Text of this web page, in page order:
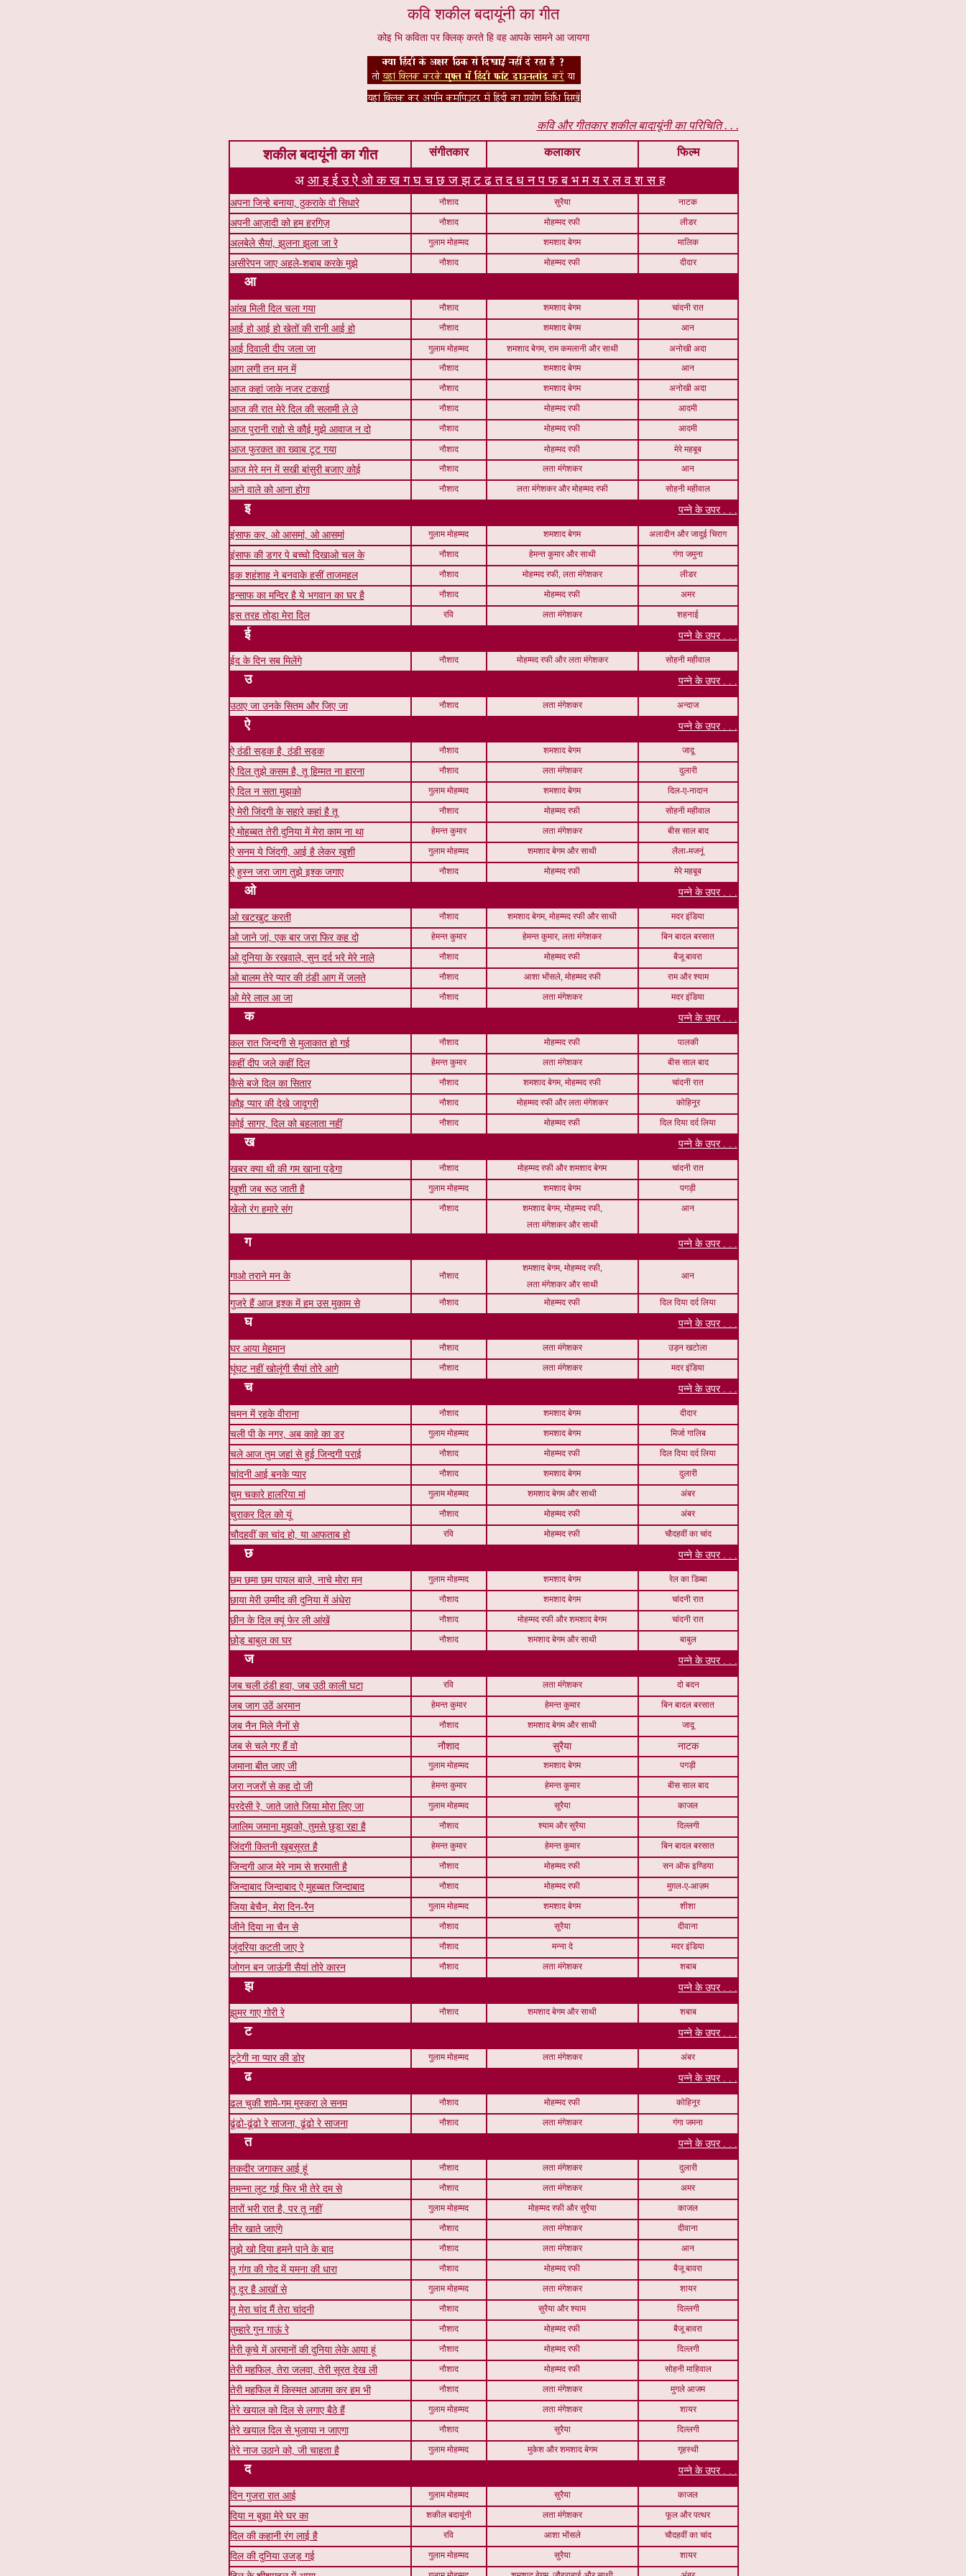
कवि शकील बदायूंनी का गीत
कोइ भि कविता पर क्लिक् करते हि वह आपके सामने आ जायगा
कवि और गीतकार शकील बादायूंनी का परिचिति . . .
शकील बदायूंनी का गीत संगीतकार कलाकार फिल्म
अ आइईउऐओकखगघचछजझटढतदधनपफबभमयरलवशसह
अपना जिन्हे बनाया, ठुकराके वो सिधारे नौशाद सुरैया नाटक
अपनी आज़ादी को हम हरगिज़ नौशाद मोहम्मद रफी लीडर
अलबेले सैयां, झुलना झुला जा रे गुलाम मोहम्मद शमशाद बेगम मालिक
असीरेपन जाए अहले-शबाब करके मुझे नौशाद मोहम्मद रफी दीदार
आ
आंख मिली दिल चला गया नौशाद शमशाद बेगम चांदनी रात
आई हो आई हो खेतों की रानी आई हो नौशाद शमशाद बेगम आन
आई दिवाली दीप जला जा गुलाम मोहम्मद शमशाद बेगम, राम कमलानी और साथी अनोखी अदा
आग लगी तन मन में नौशाद शमशाद बेगम आन
आज कहां जाके नजर टकराई नौशाद शमशाद बेगम अनोखी अदा
आज की रात मेरे दिल की सलामी ले ले नौशाद मोहम्मद रफी आदमी
आज पुरानी राहो से कौई मुझे आवाज न दो नौशाद मोहम्मद रफी आदमी
आज फुरकत का ख्वाब टूट गया नौशाद मोहम्मद रफी मेरे महबूब
आज मेरे मन में सखी बांसुरी बजाए कोई नौशाद लता मंगेशकर आन
आने वाले को आना होगा नौशाद लता मंगेशकर और मोहम्मद रफी सोहनी महीवाल
इ पन्ने के उपर . . .
इंसाफ कर, ओ आसमां, ओ आसमां गुलाम मोहम्मद शमशाद बेगम अलादीन और जादुई चिराग
इंसाफ की डगर पे बच्चो दिखाओ चल के नौशाद हेमन्त कुमार और साथी गंगा जमुना
इक शहंशाह ने बनवाके हसीं ताजमहल नौशाद मोहम्मद रफी, लता मंगेशकर लीडर
इन्साफ का मन्दिर है ये भगवान का घर है नौशाद मोहम्मद रफी अमर
इस तरह तोड़ा मेरा दिल रवि लता मंगेशकर शहनाई
ई पन्ने के उपर . . .
ईद के दिन सब मिलेंगे नौशाद मोहम्मद रफी और लता मंगेशकर सोहनी महीवाल
उ पन्ने के उपर . . .
उठाए जा उनके सितम और जिए जा नौशाद लता मंगेशकर अन्दाज
ऐ पन्ने के उपर . . .
ऐ ठंडी सड़क है, ठंडी सड़क नौशाद शमशाद बेगम जादू
ऐ दिल तुझे कसम है, तू हिम्मत ना हारना नौशाद लता मंगेशकर दुलारी
ऐ दिल न सता मुझको गुलाम मोहम्मद शमशाद बेगम दिल-ए-नादान
ऐ मेरी जिंदगी के सहारे कहां है तू नौशाद मोहम्मद रफी सोहनी महीवाल
ऐ मोहब्बत तेरी दुनिया में मेरा काम ना था हेमन्त कुमार लता मंगेशकर बीस साल बाद
ऐ सनम ये जिंदगी, आई है लेकर खुशी गुलाम मोहम्मद शमशाद बेगम और साथी लैला-मजनूं
ऐ हुस्न जरा जाग तुझे इश्क जगाए नौशाद मोहम्मद रफी मेरे महबूब
ओ पन्ने के उपर . . .
ओ खटखुट करती नौशाद शमशाद बेगम, मोहम्मद रफी और साथी मदर इंडिया
ओ जाने जां, एक बार जरा फिर कह दो हेमन्त कुमार हेमन्त कुमार, लता मंगेशकर बिन बादल बरसात
ओ दुनिया के रखवाले, सुन दर्द भरे मेरे नाले नौशाद मोहम्मद रफी बैजू बावरा
ओ बालम तेरे प्यार की ठंडी आग में जलते नौशाद आशा भोंसले, मोहम्मद रफी राम और श्याम
ओ मेरे लाल आ जा नौशाद लता मंगेशकर मदर इंडिया
क पन्ने के उपर . . .
कल रात जिन्दगी से मुलाकात हो गई नौशाद मोहम्मद रफी पालकी
कहीं दीप जले कहीं दिल हेमन्त कुमार लता मंगेशकर बीस साल बाद
कैसे बजे दिल का सितार नौशाद शमशाद बेगम, मोहम्मद रफी चांदनी रात
कौइ प्यार की देखे जादूगरी नौशाद मोहम्मद रफी और लता मंगेशकर कोहिनूर
कोई सागर, दिल को बहलाता नहीं नौशाद मोहम्मद रफी दिल दिया दर्द लिया
ख पन्ने के उपर . . .
खबर क्या थी की गम खाना पड़ेगा नौशाद मोहम्मद रफी और शमशाद बेगम चांदनी रात
खुशी जब रूठ जाती है गुलाम मोहम्मद शमशाद बेगम पगड़ी
खेलो रंग हमारे संग नौशाद
शमशाद बेगम, मोहम्मद रफी,
लता मंगेशकर और साथी
आन
ग पन्ने के उपर . . .
गाओ तराने मन के नौशाद
शमशाद बेगम, मोहम्मद रफी,
लता मंगेशकर और साथी
आन
गुजरे हैं आज इश्क में हम उस मुकाम से नौशाद मोहम्मद रफी दिल दिया दर्द लिया
घ पन्ने के उपर . . .
घर आया मेहमान नौशाद लता मंगेशकर उड़न खटोला
घूंघट नहीं खोलूंगी सैयां तोरे आगे नौशाद लता मंगेशकर मदर इंडिया
च पन्ने के उपर . . .
चमन में रहके वीराना नौशाद शमशाद बेगम दीदार
चली पी के नगर, अब काहे का डर गुलाम मोहम्मद शमशाद बेगम मिर्जा गालिब
चले आज तुम जहां से हुई जिन्दगी पराई नौशाद मोहम्मद रफी दिल दिया दर्द लिया
चांदनी आई बनके प्यार नौशाद शमशाद बेगम दुलारी
चुम चकारे हालरिया मां गुलाम मोहम्मद शमशाद बेगम और साथी अंबर
चुराकर दिल को यूं नौशाद मोहम्मद रफी अंबर
चौदहवीं का चांद हो, या आफताब हो रवि मोहम्मद रफी चौदहवीं का चांद
छ पन्ने के उपर . . .
छम छमा छम पायल बाजे, नाचे मोरा मन गुलाम मोहम्मद शमशाद बेगम रेल का डिब्बा
छाया मेरी उम्मीद की दुनिया में अंधेरा नौशाद शमशाद बेगम चांदनी रात
छीन के दिल क्यूं फेर ली आंखें नौशाद मोहम्मद रफी और शमशाद बेगम चांदनी रात
छोड़ बाबुल का घर नौशाद शमशाद बेगम और साथी बाबुल
ज पन्ने के उपर . . .
जब चली ठंडी हवा, जब उठी काली घटा रवि लता मंगेशकर दो बदन
जब जाग उठें अरमान हेमन्त कुमार हेमन्त कुमार बिन बादल बरसात
जब नैन मिले नैनों से नौशाद शमशाद बेगम और साथी जादू
जब से चले गए हैं वो नौशाद सुरैया
नाटक
जमाना बीत जाए जी
गुलाम मोहम्मद शमशाद बेगम पगड़ी
जरा नजरों से कह दो जी हेमन्त कुमार हेमन्त कुमार बीस साल बाद
परदेसी रे, जाते जाते जिया मोरा लिए जा गुलाम मोहम्मद सुरैया काजल
जालिम जमाना मुझको, तुमसे छुड़ा रहा है नौशाद श्याम और सुरैया दिल्लगी
जिंदगी कितनी खूबसूरत है हेमन्त कुमार हेमन्त कुमार बिन बादल बरसात
जिन्दगी आज मेरे नाम से शरमाती है नौशाद मोहम्मद रफी सन ऑफ इण्डिया
जिन्दाबाद जिन्दाबाद ऐ मुहब्बत जिन्दाबाद नौशाद मोहम्मद रफी मुग़ल-ए-आज़म
जिया बेचैन, मेरा दिन-रैन गुलाम मोहम्मद शमशाद बेगम शीशा
जीने दिया ना चैन से नौशाद सुरैया दीवाना
जुंदरिया कटती जाए रे नौशाद मन्ना दे मदर इंडिया
जोगन बन जाऊंगी सैयां तोरे कारन नौशाद लता मंगेशकर शबाब
झ पन्ने के उपर . . .
झुमर गाए गोरी रे नौशाद शमशाद बेगम और साथी शबाब
ट पन्ने के उपर . . .
टूटेगी ना प्यार की डोर गुलाम मोहम्मद लता मंगेशकर अंबर
ढ पन्ने के उपर . . .
ढल चुकी शामे-गम मुस्करा ले सनम नौशाद मोहम्मद रफी कोहिनूर
ढूंढो-ढूंढो रे साजना, ढूंढो रे साजना नौशाद लता मंगेशकर गंगा जमना
त पन्ने के उपर . . .
तकदीर जगाकर आई हूं नौशाद लता मंगेशकर दुलारी
तमन्ना लुट गई फिर भी तेरे दम से नौशाद लता मंगेशकर अमर
तारों भरी रात है, पर तू नहीं गुलाम मोहम्मद मोहम्मद रफी और सुरैया काजल
तीर खाते जाएंगे नौशाद लता मंगेशकर दीवाना
तुझे खो दिया हमने पाने के बाद नौशाद लता मंगेशकर आन
तू गंगा की गोद में यमना की धारा नौशाद मोहम्मद रफी बैजू बावरा
तू दूर है आखों से गुलाम मोहम्मद लता मंगेशकर शायर
तू मेरा चांद मैं तेरा चांदनी नौशाद सुरैया और श्याम दिल्लगी
तुम्हारे गुन गाऊं रे नौशाद मोहम्मद रफी बैजू बावरा
तेरी कूचे में अरमानों की दुनिया लेके आया हूं नौशाद मोहम्मद रफी दिल्लगी
तेरी महफिल, तेरा जलवा, तेरी सूरत देख ली नौशाद मोहम्मद रफी सोहनी माहिवाल
तेरी महफिल में किस्मत आजमा कर हम भी नौशाद लता मंगेशकर मुगले आजम
तेरे खयाल को दिल से लगाए बैठे हैं गुलाम मोहम्मद लता मंगेशकर शायर
तेरे खयाल दिल से भुलाया न जाएगा नौशाद सुरैया दिल्लगी
तेरे नाज उठाने को, जी चाहता है गुलाम मोहम्मद मुकेश और शमशाद बेगम गृहस्थी
द पन्ने के उपर . . .
दिन गुजरा रात आई गुलाम मोहम्मद सुरैया काजल
दिया न बुझा मेरे घर का शकील बदायूंनी लता मंगेशकर फूल और पत्थर
दिल की कहानी रंग लाई है रवि आशा भोंसले चौदहवीं का चांद
दिल की दुनिया उजड़ गई गुलाम मोहम्मद सुरैया शायर